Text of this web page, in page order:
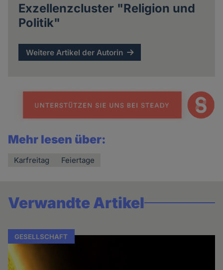
Exzellenzcluster "Religion und
Politik"
Weitere Artikel der Autorin
Mehr lesen über:
Karfreitag Feiertage
Verwandte Artikel
GESELLSCHAFT